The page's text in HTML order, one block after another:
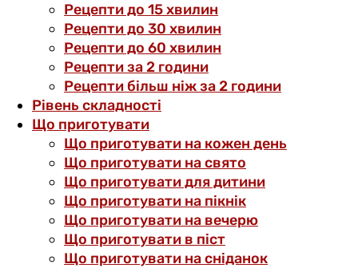
Рецепти до 15 хвилин
Рецепти до 30 хвилин
Рецепти до 60 хвилин
Рецепти за 2 години
Рецепти більш ніж за 2 години
Рівень складності
Що приготувати
Що приготувати на кожен день
Що приготувати на свято
Що приготувати для дитини
Що приготувати на пікнік
Що приготувати на вечерю
Що приготувати в піст
Що приготувати на сніданок